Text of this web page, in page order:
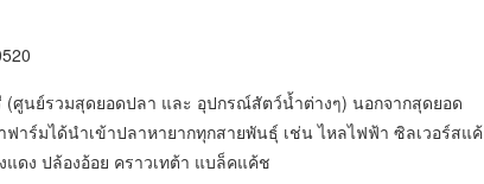
นย์รวมสุดยอดปลา และ อุปกรณ์สัตว์น้ำต่างๆ) นอกจากสุดยอด
าร์มได้นำเข้าปลาหายากทุกสายพันธุ์ เช่น ไหลไฟฟ้า ซิลเวอร์สแค้
ดง ปล้องอ้อย คราวเทต้า แบล็คแค้ช